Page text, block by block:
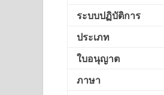
ระบบปฏิบัติการ
ประเภท
ใบอนุญาต
ภาษา